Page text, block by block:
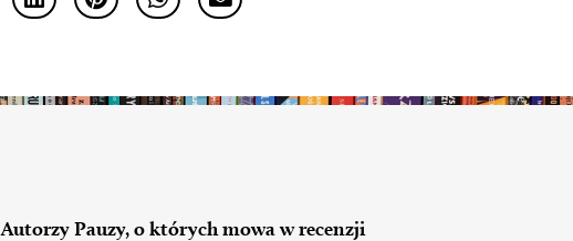
Autorzy Pauzy, o których mowa w recenzji